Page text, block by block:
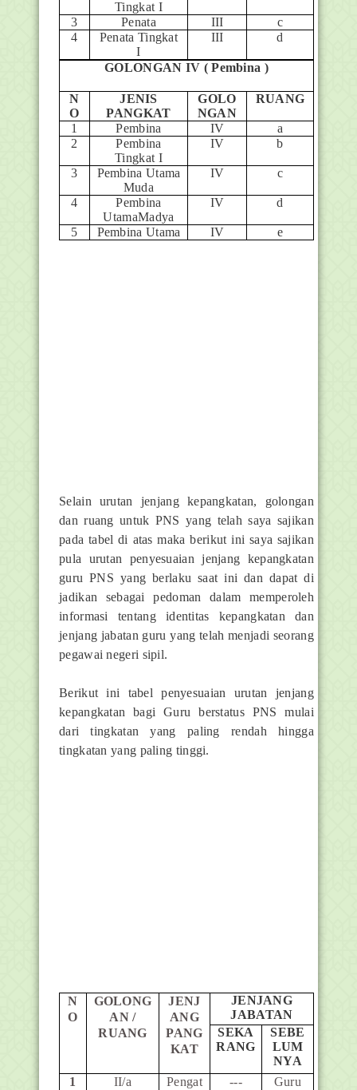
Tingkat I
3
Penata III
c
4
Penata Tingkat
I
III d
GOLONGAN IV ( Pembina )
N
O
JENIS
PANGKAT
GOLO
NGAN
RUANG
1 Pembina IV
a
2
Pembina
Tingkat I
IV b
3
Pembina Utama
Muda
IV c
4
Pembina
UtamaMadya
IV d
5 Pembina Utama IV e
Selain urutan jenjang kepangkatan, golongan
dan ruang untuk PNS yang telah saya sajikan
pada tabel di atas maka berikut ini saya sajikan
pula urutan penyesuaian jenjang kepangkatan
guru PNS yang berlaku saat ini dan dapat di
jadikan sebagai pedoman dalam memperoleh
informasi tentang identitas kepangkatan dan
jenjang jabatan guru yang telah menjadi seorang
pegawai negeri sipil.
Berikut ini tabel penyesuaian urutan jenjang
kepangkatan bagi Guru berstatus PNS mulai
dari tingkatan yang paling rendah hingga
tingkatan yang paling tinggi.
N
O
GOLONG
AN /
RUANG
JENJ
ANG
PANG
KAT
JENJANG
JABATAN
SEKA
RANG
SEBE
LUM
NYA
1
II/a
Pengat
---
Guru